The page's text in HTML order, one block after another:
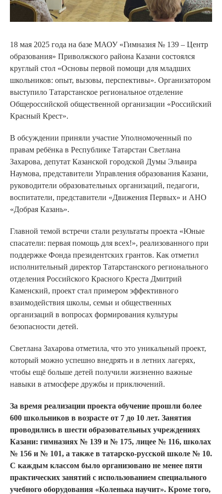
18 мая 2025 года на базе МАОУ «Гимназия № 139 – Центр
образования» Приволжского района Казани состоялся
круглый стол «Основы первой помощи для младших
школьников: опыт, вызовы, перспективы». Организатором
выступило Татарстанское региональное отделение
Общероссийской общественной организации «Российский
Красный Крест».
В обсуждении приняли участие Уполномоченный по
правам ребёнка в Республике Татарстан Светлана
Захарова, депутат Казанской городской Думы Эльвира
Наумова, представители Управления образования Казани,
руководители образовательных организаций, педагоги,
воспитатели, представители «Движения Первых» и АНО
«Добрая Казань».
Главной темой встречи стали результаты проекта «Юные
спасатели: первая помощь для всех!», реализованного при
поддержке Фонда президентских грантов. Как отметил
исполнительный директор Татарстанского регионального
отделения Российского Красного Креста Дмитрий
Каменский, проект стал примером эффективного
взаимодействия школы, семьи и общественных
организаций в вопросах формирования культуры
безопасности детей.
Светлана Захарова отметила, что это уникальный проект,
который можно успешно внедрять и в летних лагерях,
чтобы ещё больше детей получили жизненно важные
навыки в атмосфере дружбы и приключений.
За время реализации проекта обучение прошли более
600 школьников в возрасте от 7 до 10 лет. Занятия
проводились в шести образовательных учреждениях
Казани: гимназиях № 139 и № 175, лицее № 116, школах
№ 156 и № 101, а также в татарско-русской школе № 10.
С каждым классом было организовано не менее пяти
практических занятий с использованием специального
учебного оборудования «Коленька научит». Кроме того,